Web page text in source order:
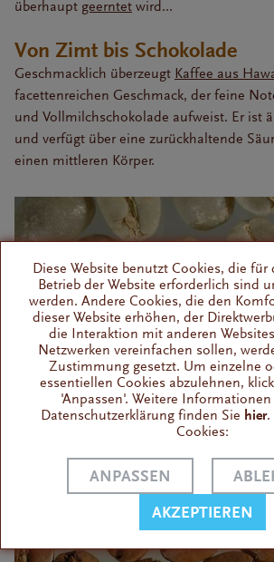
überhaupt geerntet wird...
Von Zimt bis Schokolade
Geschmacklich überzeugt Kaffee aus
facettenreichen Geschmack, der feine
und Vollmilchschokolade aufweist. Er ist
und verfügt über eine zurückhaltende
einen mittleren Körper.
Diese Website benutzt Cookies, die für
Betrieb der Website erforderlich sind
werden. Andere Cookies, die den
dieser Website erhöhen, der
die Interaktion mit anderen
Netzwerken vereinfachen sollen,
Zustimmung gesetzt. Um einzelne
essentiellen Cookies abzulehnen,
'Anpassen'. Weitere
Datenschutzerklärung finden Sie hier.
Cookies:
ANPASSEN
AKZEPTIEREN